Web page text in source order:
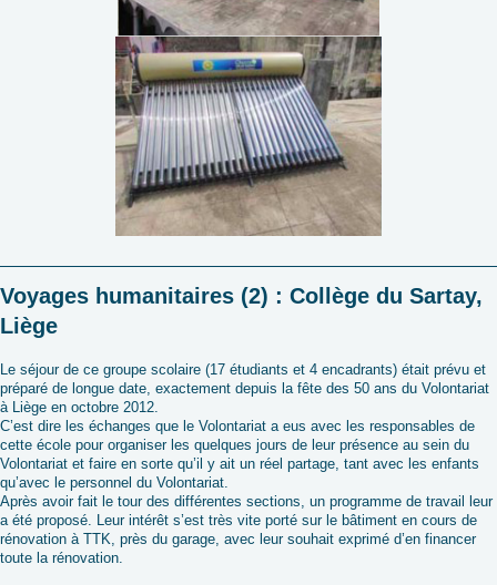
Voyages humanitaires (2) : Collège du Sartay,
Liège
Le séjour de ce groupe scolaire (17 étudiants et 4 encadrants) était prévu et
préparé de longue date, exactement depuis la fête des 50 ans du Volontariat
à Liège en octobre 2012.
C’est dire les échanges que le Volontariat a eus avec les responsables de
cette école pour organiser les quelques jours de leur présence au sein du
Volontariat et faire en sorte qu’il y ait un réel partage, tant avec les enfants
qu’avec le personnel du Volontariat.
Après avoir fait le tour des différentes sections, un programme de travail leur
a été proposé. Leur intérêt s’est très vite porté sur le bâtiment en cours de
rénovation à TTK, près du garage, avec leur souhait exprimé d’en financer
toute la rénovation.